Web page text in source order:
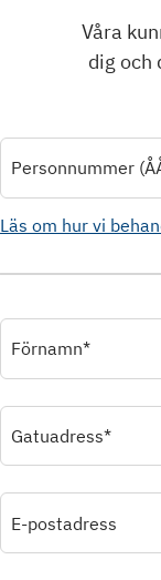
Våra
dig och
Personnummer
Läs om hur vi
Förnamn*
Gatuadress*
E-postadress